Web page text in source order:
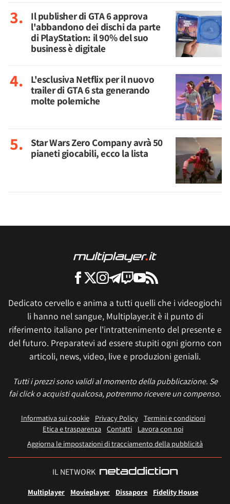
Il publisher di GTA 6 approva
l'abbandono dei dischi da parte
di PlayStation: il 90% del suo
business è digitale
L'esclusiva Netflix per il nuovo
trailer di GTA 6 sta generando
molte polemiche
Star Wars Zero Company avrà 50
pianeti giocabili, ecco la lista
Dedicato cervello e anima a tutti quelli che i videogiochi
li hanno nel sangue, Multiplayer.it è il punto di
riferimento italiano per l'intrattenimento del presente e
del futuro. Preparatevi ad essere stupiti ogni giorno con
articoli, news, video, live e produzioni geniali.
Tutti i prezzi sono validi al momento della pubblicazione. Se
fai click o acquisti qualcosa, potremmo ricevere un compenso.
Informativa sui cookie Privacy Policy
Termini e condizioni
Etica e trasparenza Contatti
Lavora con noi
Aggiorna le impostazioni di tracciamento della pubblicità
IL NETWORK
Multiplayer Movieplayer Dissapore
Fidelity House